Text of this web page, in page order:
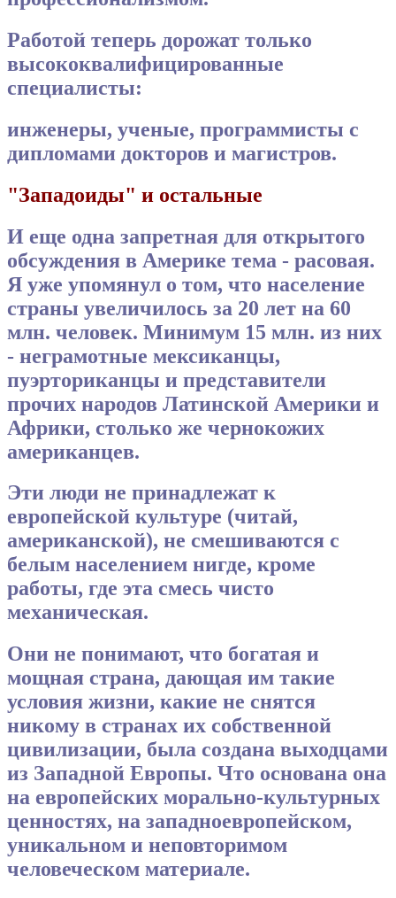
Работой теперь дорожат только
высококвалифицированные
специалисты:
инженеры, ученые, программисты с
дипломами докторов и магистров.
"Западоиды" и остальные
И еще одна запретная для открытого
обсуждения в Америке тема - расовая.
Я уже упомянул о том, что население
страны увеличилось за 20 лет на 60
млн. человек. Минимум 15 млн. из них
- неграмотные мексиканцы,
пуэрториканцы и представители
прочих народов Латинской Америки и
Африки, столько же чернокожих
американцев.
Эти люди не принадлежат к
европейской культуре (читай,
американской), не смешиваются с
белым населением нигде, кроме
работы, где эта смесь чисто
механическая.
Они не понимают, что богатая и
мощная страна, дающая им такие
условия жизни, какие не снятся
никому в странах их собственной
цивилизации, была создана выходцами
из Западной Европы. Что основана она
на европейских морально-культурных
ценностях, на западноевропейском,
уникальном и неповторимом
человеческом материале.